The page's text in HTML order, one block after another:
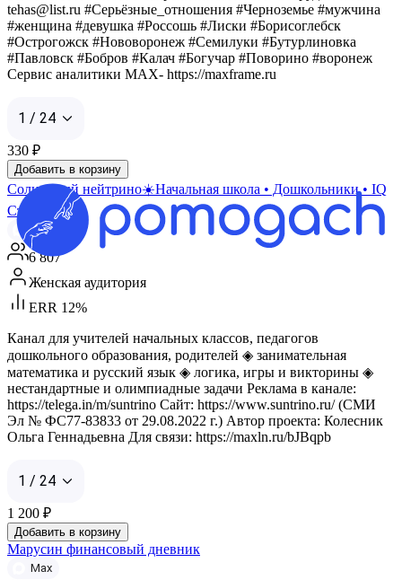
tehas@list.ru #Серьёзные_отношения #Черноземье #мужчина
#женщина #девушка #Россошь #Лиски #Борисоглебск
#Острогожск #Нововоронеж #Семилуки #Бутурлиновка
#Павловск #Бобров #Калач #Богучар #Поворино #воронеж
Сервис аналитики MAX- https://maxframe.ru
1 / 24
330 ₽
Добавить в корзину
Солнечный нейтрино☀️Начальная школа • Дошкольники • IQ
Старт
Max
6 807
Женская аудитория
ERR 12%
Канал для учителей начальных классов, педагогов
дошкольного образования, родителей ◈ занимательная
математика и русский язык ◈ логика, игры и викторины ◈
нестандартные и олимпиадные задачи Реклама в канале:
https://telega.in/m/suntrino Сайт: https://www.suntrino.ru/ (СМИ
Эл № ФС77-83833 от 29.08.2022 г.) Автор проекта: Колесник
Ольга Геннадьевна Для связи: https://maxln.ru/bJBqpb
1 / 24
1 200 ₽
Добавить в корзину
Марусин финансовый дневник
Max